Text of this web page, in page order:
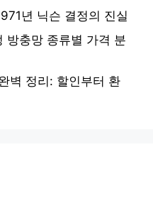
년 닉슨 결정의 진실
방충망 종류별 가격 분
벽 정리: 할인부터 환